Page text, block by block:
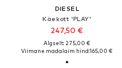
DIESEL
Käekott 'PLAY'
247,50 €
Algselt: 275,00 €
Viimane madalaim hind:165,00 €